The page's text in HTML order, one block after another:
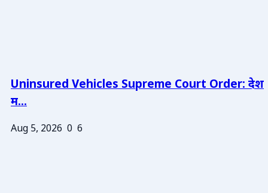
Uninsured Vehicles Supreme Court Order: देश
म...
Aug 5, 2026 0 6